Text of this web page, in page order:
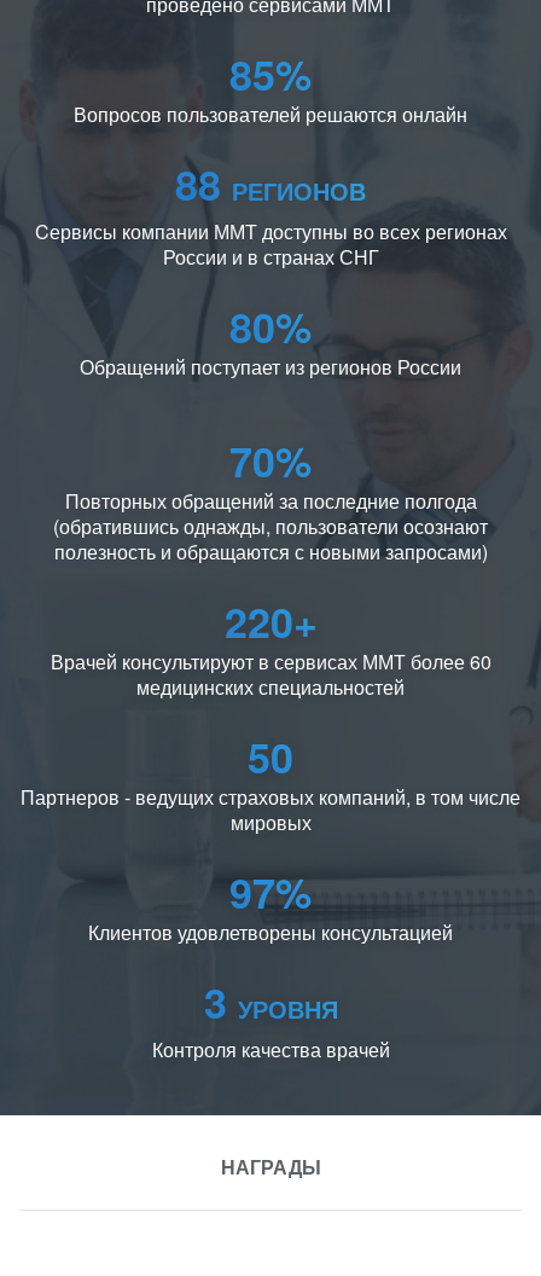
85%
Вопросов пользователей решаются онлайн
88 РЕГИОНОВ
Cервисы компании ММТ доступны во всех регионах
России и в странах СНГ
80%
Обращений поступает из регионов России
70%
Повторных обращений за последние полгода
(обратившись однажды, пользователи осознают
полезность и обращаются с новыми запросами)
220+
Врачей консультируют в сервисах ММТ более 60
медицинских специальностей
50
Партнеров - ведущих страховых компаний, в том числе
мировых
97%
Клиентов удовлетворены консультацией
3 УРОВНЯ
Контроля качества врачей
НАГРАДЫ